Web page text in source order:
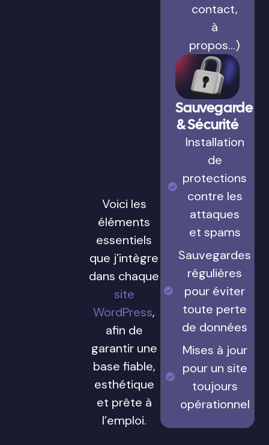
Voici les
éléments
essentiels
que j’intègre
dans chaque
site
WordPress,
afin de
garantir une
base fiable,
esthétique
et prête à
l’emploi.
contact,
à
propos…)
Sauvegarde
& Sécurité
Installation
de
protections
contre les
attaques
et spams
Sauvegardes
régulières
pour éviter
toute perte
de données
Mises à jour
pour un site
toujours
opérationnel